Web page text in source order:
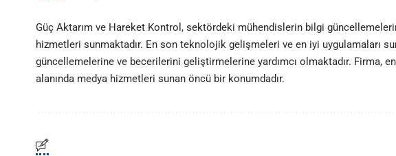
Güç Aktarım ve Hareket Kontrol, sektördeki mühendislerin bilgi
hizmetleri sunmaktadır. En son teknolojik gelişmeleri ve en iyi uygulamaları
güncellemelerine ve becerilerini geliştirmelerine yardımcı olmaktadır. Firma,
alanında medya hizmetleri sunan öncü bir konumdadır.